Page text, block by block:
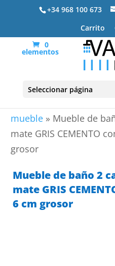
+34 968 100 673
Carrito
0
elementos
Seleccionar página
mueble » Mueble de
mate GRIS CEMENTO
grosor
Mueble de baño 2
mate GRIS
6 cm grosor